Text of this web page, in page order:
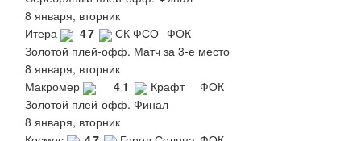
8 января, вторник
Итера
47 СК ФСО ФОК
Золотой плей-офф. Матч за 3-е место
8 января, вторник
Макромер
4 1 Крафт
ФОК
Золотой плей-офф. Финал
8 января, вторник